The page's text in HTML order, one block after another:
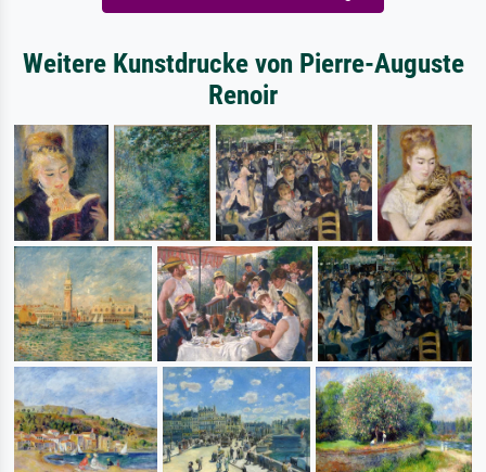
Weitere Kunstdrucke von Pierre-Auguste
Renoir